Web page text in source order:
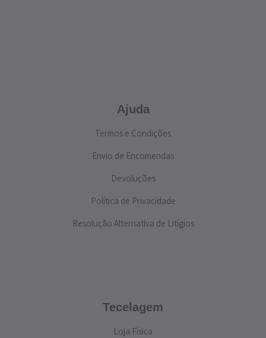
Ajuda
Termos e Condições
Envio de Encomendas
Devoluções
Política de Privacidade
Resolução Alternativa de Litígios
Tecelagem
Loja Física